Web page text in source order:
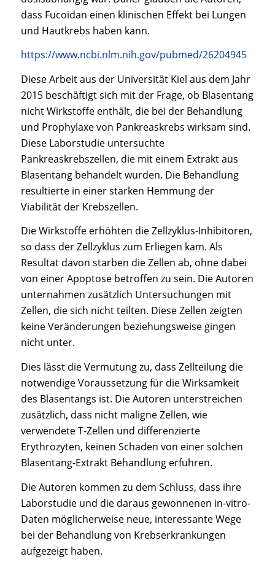
dass Fucoidan einen klinischen Effekt bei Lungen
und Hautkrebs haben kann.
https://www.ncbi.nlm.nih.gov/pubmed/26204945
Diese Arbeit aus der Universität Kiel aus dem Jahr
2015 beschäftigt sich mit der Frage, ob Blasentang
nicht Wirkstoffe enthält, die bei der Behandlung
und Prophylaxe von Pankreaskrebs wirksam sind.
Diese Laborstudie untersuchte
Pankreaskrebszellen, die mit einem Extrakt aus
Blasentang behandelt wurden. Die Behandlung
resultierte in einer starken Hemmung der
Viabilität der Krebszellen.
Die Wirkstoffe erhöhten die Zellzyklus-Inhibitoren,
so dass der Zellzyklus zum Erliegen kam. Als
Resultat davon starben die Zellen ab, ohne dabei
von einer Apoptose betroffen zu sein. Die Autoren
unternahmen zusätzlich Untersuchungen mit
Zellen, die sich nicht teilten. Diese Zellen zeigten
keine Veränderungen beziehungsweise gingen
nicht unter.
Dies lässt die Vermutung zu, dass Zellteilung die
notwendige Voraussetzung für die Wirksamkeit
des Blasentangs ist. Die Autoren unterstreichen
zusätzlich, dass nicht maligne Zellen, wie
verwendete T-Zellen und differenzierte
Erythrozyten, keinen Schaden von einer solchen
Blasentang-Extrakt Behandlung erfuhren.
Die Autoren kommen zu dem Schluss, dass ihre
Laborstudie und die daraus gewonnenen in-vitro-
Daten möglicherweise neue, interessante Wege
bei der Behandlung von Krebserkrankungen
aufgezeigt haben.